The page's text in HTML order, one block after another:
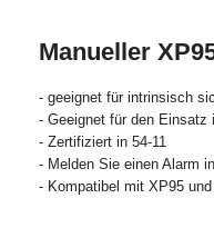
Manueller
- geeignet für intrinsisch
- Geeignet für den Einsatz
- Zertifiziert in 54-11
- Melden Sie einen Alarm
- Kompatibel mit XP95